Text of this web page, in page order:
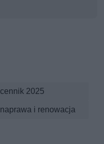
cennik 2025
naprawa i renowacja